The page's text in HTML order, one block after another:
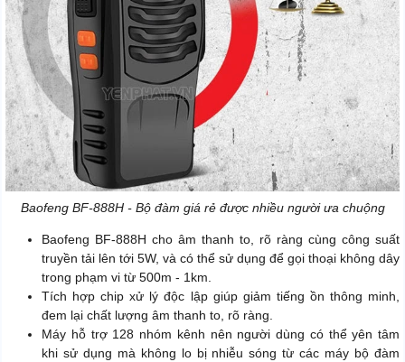
Baofeng BF-888H - Bộ đàm giá rẻ được nhiều người ưa chuộng
Baofeng BF-888H cho âm thanh to, rõ ràng cùng công suất
truyền tải lên tới 5W, và có thể sử dụng để gọi thoại không dây
trong phạm vi từ 500m - 1km.
Tích hợp chip xử lý độc lập giúp giảm tiếng ồn thông minh,
đem lại chất lượng âm thanh to, rõ ràng.
Máy hỗ trợ 128 nhóm kênh nên người dùng có thể yên tâm
khi sử dụng mà không lo bị nhiễu sóng từ các máy bộ đàm